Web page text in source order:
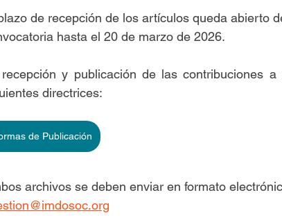
de recepción de los artículos queda abierto
hasta el 20 de marzo de 2026.
y publicación de las contribuciones
directrices:
de Publicación
archivos se deben enviar en formato